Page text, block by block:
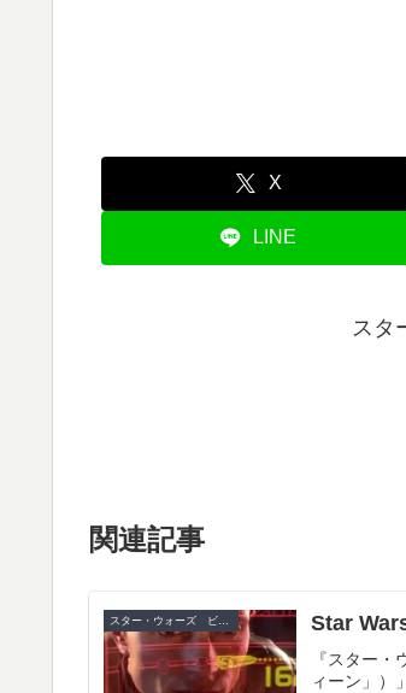
X
LINE
スタ
関連記事
スター・ウォーズ ビデオゲーム Star
『スター
ィーン」）